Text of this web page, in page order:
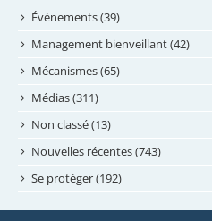
mai 2024
avril 2024
février 2024
janvier 2024
novembre 2023
octobre 2023
septembre 2023
Évènements (39)
Management bienveillant (42)
Mécanismes (65)
Médias (311)
Non classé (13)
Nouvelles récentes (743)
Se protéger (192)